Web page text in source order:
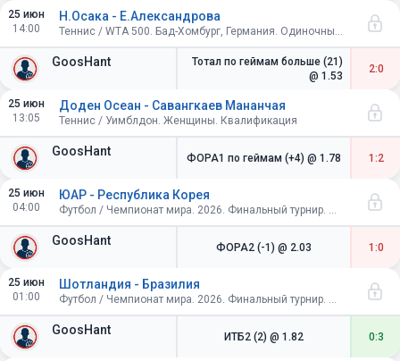
25 июн
14:00
GoosHant
Н.Осака - Е.Александрова
Теннис / WTA 500. Бад-Хомбург, Германия. Одиночный разряд. 1/4 финала
Тотал по геймам больше (21)
@ 1.53
2:0
25 июн
13:05
GoosHant
Доден Осеан - Савангкаев Мананчая
Теннис / Уимблдон. Женщины. Квалификация
ФОРА1 по геймам (+4) @ 1.78 1:2
25 июн
04:00
GoosHant
ЮАР - Республика Корея
Футбол / Чемпионат мира. 2026. Финальный турнир. США, Канада, Мексика. Групповой этап
ФОРА2 (-1) @ 2.03 1:0
25 июн
01:00
GoosHant
Шотландия - Бразилия
Футбол / Чемпионат мира. 2026. Финальный турнир. США, Канада, Мексика. Групповой этап
ИТБ2 (2) @ 1.82 0:3